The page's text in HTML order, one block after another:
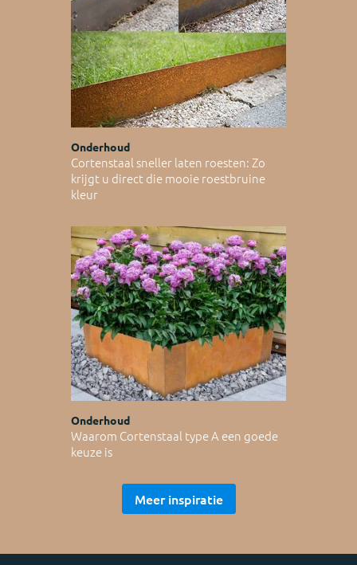
Onderhoud
Cortenstaal sneller laten roesten: Zo
krijgt u direct die mooie roestbruine
kleur
Onderhoud
Waarom Cortenstaal type A een goede
keuze is
Meer inspiratie